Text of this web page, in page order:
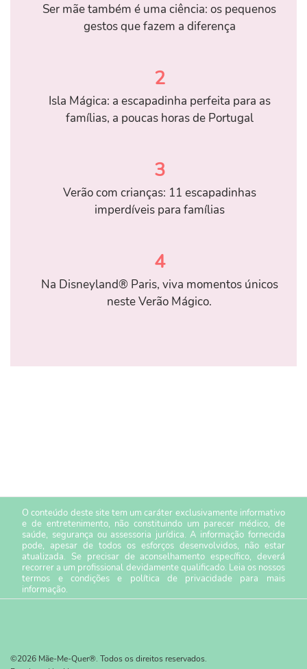
Ser mãe também é uma ciência: os pequenos
gestos que fazem a diferença
2
Isla Mágica: a escapadinha perfeita para as
famílias, a poucas horas de Portugal
3
Verão com crianças: 11 escapadinhas
imperdíveis para famílias
4
Na Disneyland® Paris, viva momentos únicos
neste Verão Mágico.
O conteúdo deste site tem um caráter exclusivamente informativo
e de entretenimento, não constituindo um parecer médico, de
saúde, segurança ou assessoria jurídica. A informação fornecida
pode, apesar de todos os esforços desenvolvidos, não estar
atualizada. Se precisar de aconselhamento específico, deverá
recorrer a um profissional devidamente qualificado. Leia os nossos
termos e condiçõese política de privacidade para mais
informação.
©2026 Mãe-Me-Quer®. Todos os direitos reservados.